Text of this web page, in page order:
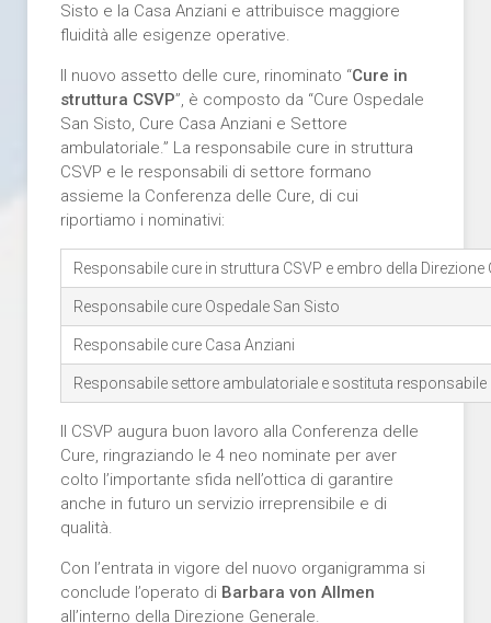
Sisto e la Casa Anziani e attribuisce maggiore
fluidità alle esigenze operative.
Il nuovo assetto delle cure, rinominato “Cure in
struttura CSVP”, è composto da “Cure Ospedale
San Sisto, Cure Casa Anziani e Settore
ambulatoriale.” La responsabile cure in struttura
CSVP e le responsabili di settore formano
assieme la Conferenza delle Cure, di cui
riportiamo i nominativi:
Responsabile cure in struttura CSVP e embro della Direzione
Responsabile cure Ospedale San Sisto
Responsabile cure Casa Anziani
Responsabile settore ambulatoriale e sostituta responsabile
Il CSVP augura buon lavoro alla Conferenza delle
Cure, ringraziando le 4 neo nominate per aver
colto l’importante sfida nell’ottica di garantire
anche in futuro un servizio irreprensibile e di
qualità.
Con l’entrata in vigore del nuovo organigramma si
conclude l’operato di Barbara von Allmen
all’interno della Direzione Generale.